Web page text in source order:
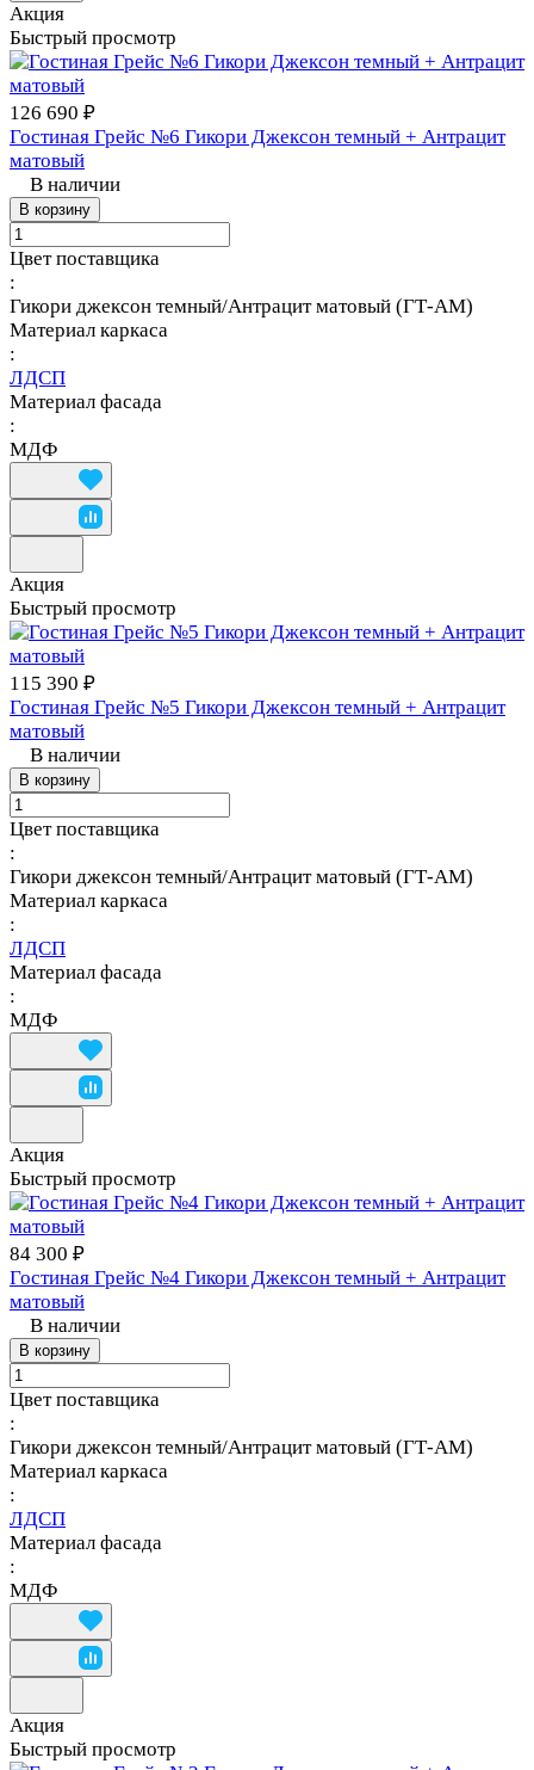
Акция
Быстрый просмотр
126 690 ₽
Гостиная Грейс №6 Гикори Джексон темный + Антрацит
матовый
В наличии
В корзину
Цвет поставщика
:
Гикори джексон темный/Антрацит матовый (ГТ-АМ)
Материал каркаса
:
ЛДСП
Материал фасада
:
МДФ
Акция
Быстрый просмотр
115 390 ₽
Гостиная Грейс №5 Гикори Джексон темный + Антрацит
матовый
В наличии
В корзину
Цвет поставщика
:
Гикори джексон темный/Антрацит матовый (ГТ-АМ)
Материал каркаса
:
ЛДСП
Материал фасада
:
МДФ
Акция
Быстрый просмотр
84 300 ₽
Гостиная Грейс №4 Гикори Джексон темный + Антрацит
матовый
В наличии
В корзину
Цвет поставщика
:
Гикори джексон темный/Антрацит матовый (ГТ-АМ)
Материал каркаса
:
ЛДСП
Материал фасада
:
МДФ
Акция
Быстрый просмотр